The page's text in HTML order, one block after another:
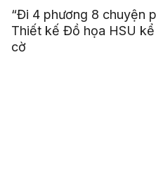
“Đi 4 phương 8 chuyện
Thiết kế Đồ họa HSU
cờ